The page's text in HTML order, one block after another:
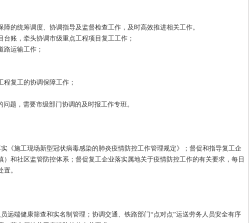
统筹调度、协调指导及监督检查工作，及时高效推进相关工作。
账，牵头协调市级重点工程项目复工工作；
运输工作；
复工的协调保障工作；
题，需要市级部门协调的及时报工作专班。
施工现场新型冠状病毒感染的肺炎疫情防控工作管理规定》；督促和指导复工企
和社区监管防控体系；督促复工企业落实属地关于疫情防控工作的有关要求，每日
。
端健康筛查和实名制管理；协调交通、铁路部门“点对点”运送劳务人员安全有序